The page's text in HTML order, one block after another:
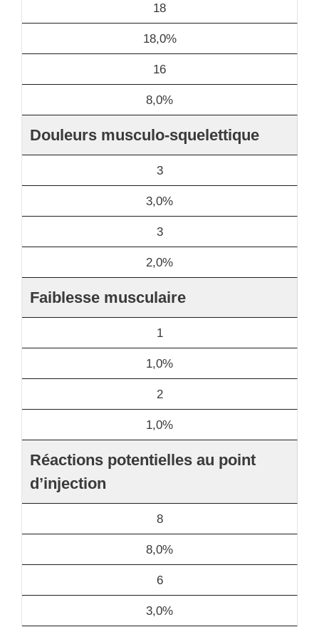
18
18,0%
16
8,0%
Douleurs musculo-squelettique
3
3,0%
3
2,0%
Faiblesse musculaire
1
1,0%
2
1,0%
Réactions potentielles au point
d’injection
8
8,0%
6
3,0%